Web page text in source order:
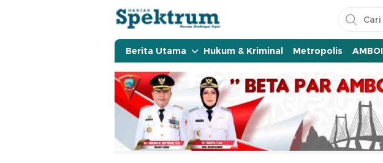
spektrumonline.com
Berita Utama Hukum & Kriminal Metropolis